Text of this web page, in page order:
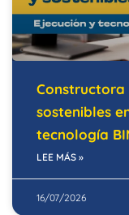
sostenibles
tecnología
LEE MÁS »
16/07/2026